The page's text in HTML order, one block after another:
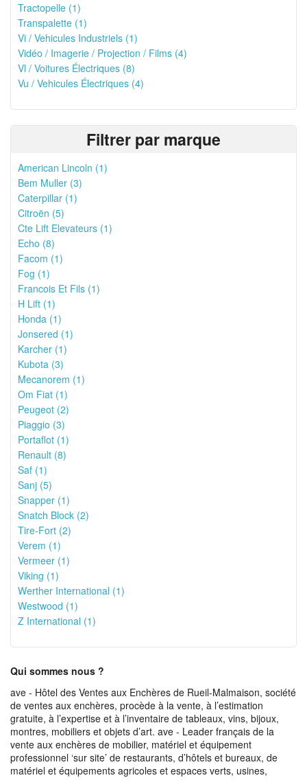
Tractopelle (1)
Transpalette (1)
Vi / Vehicules Industriels (1)
Vidéo / Imagerie / Projection / Films (4)
Vl / Voitures Électriques (8)
Vu / Vehicules Électriques (4)
Filtrer par marque
American Lincoln (1)
Bem Muller (3)
Caterpillar (1)
Citroën (5)
Cte Lift Elevateurs (1)
Echo (8)
Facom (1)
Fog (1)
Francois Et Fils (1)
H Lift (1)
Honda (1)
Jonsered (1)
Karcher (1)
Kubota (3)
Mecanorem (1)
Om Fiat (1)
Peugeot (2)
Piaggio (3)
Portaflot (1)
Renault (8)
Saf (1)
Sanj (5)
Snapper (1)
Snatch Block (2)
Tire-Fort (2)
Verem (1)
Vermeer (1)
Viking (1)
Werther International (1)
Westwood (1)
Z International (1)
Qui sommes nous ?
ave - Hôtel des Ventes aux Enchères de Rueil-Malmaison, société
de ventes aux enchères, procède à la vente, à l’estimation
gratuite, à l’expertise et à l’inventaire de tableaux, vins, bijoux,
montres, mobiliers et objets d’art. ave - Leader français de la
vente aux enchères de mobilier, matériel et équipement
professionnel ‘sur site’ de restaurants, d’hôtels et bureaux, de
matériel et équipements agricoles et espaces verts, usines,